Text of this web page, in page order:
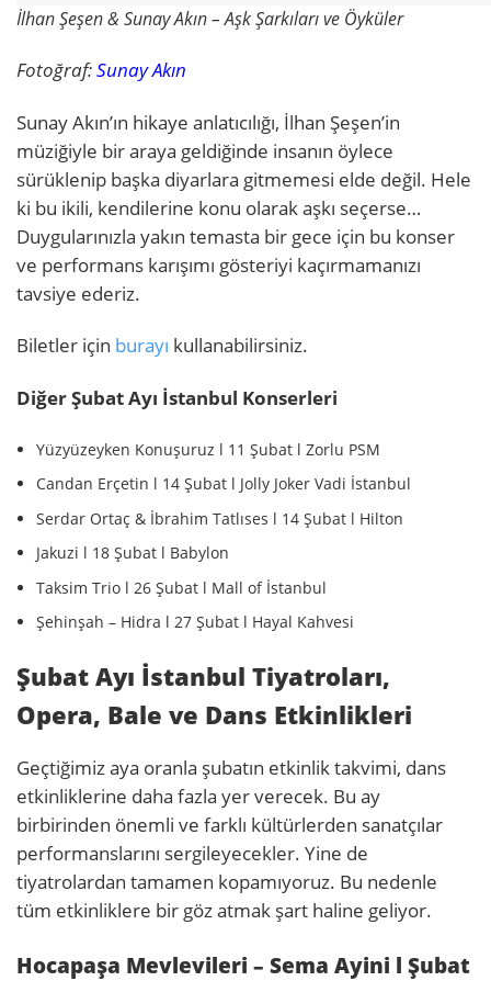
İlhan Şeşen & Sunay Akın – Aşk Şarkıları ve Öyküler
Fotoğraf:Sunay Akın
Sunay Akın’ın hikaye anlatıcılığı, İlhan Şeşen’in
müziğiyle bir araya geldiğinde insanın öylece
sürüklenip başka diyarlara gitmemesi elde değil. Hele
ki bu ikili, kendilerine konu olarak aşkı seçerse…
Duygularınızla yakın temasta bir gece için bu konser
ve performans karışımı gösteriyi kaçırmamanızı
tavsiye ederiz.
Biletler için burayı kullanabilirsiniz.
Diğer Şubat Ayı İstanbul Konserleri
Yüzyüzeyken Konuşuruz l 11 Şubat l Zorlu PSM
Candan Erçetin l 14 Şubat l Jolly Joker Vadi İstanbul
Serdar Ortaç & İbrahim Tatlıses l 14 Şubat l Hilton
Jakuzi l 18 Şubat l Babylon
Taksim Trio l 26 Şubat l Mall of İstanbul
Şehinşah – Hidra l 27 Şubat l Hayal Kahvesi
Şubat Ayı İstanbul Tiyatroları,
Opera, Bale ve Dans Etkinlikleri
Geçtiğimiz aya oranla şubatın etkinlik takvimi, dans
etkinliklerine daha fazla yer verecek. Bu ay
birbirinden önemli ve farklı kültürlerden sanatçılar
performanslarını sergileyecekler. Yine de
tiyatrolardan tamamen kopamıyoruz. Bu nedenle
tüm etkinliklere bir göz atmak şart haline geliyor.
Hocapaşa Mevlevileri – Sema Ayini l Şubat